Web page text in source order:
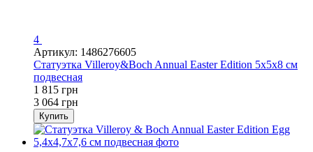
4
Артикул: 1486276605
Статуэтка Villeroy&Boch Annual Easter Edition 5х5х8 см
подвесная
1 815 грн
3 064 грн
Купить